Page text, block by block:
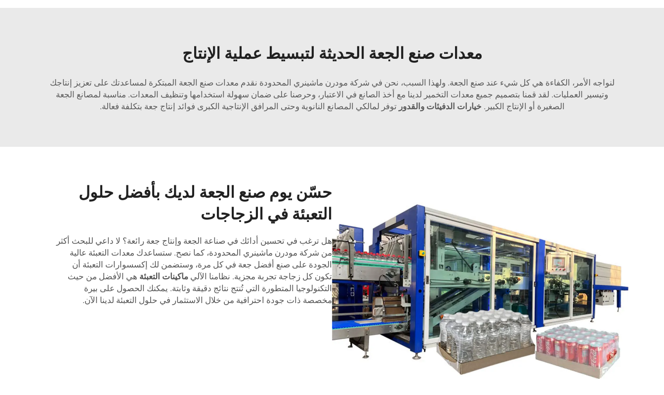
معدات صنع الجعة الحديثة لتبسيط عملية الإنتاج
لنواجه الأمر، الكفاءة هي كل شيء عند صنع الجعة. ولهذا السبب، نحن في شركة مودرن ماشينري المحدودة نقدم معدات صنع الجعة المبتكرة لمساعدتك على تعزيز إنتاجك
وتيسير العمليات. لقد قمنا بتصميم جميع معدات التخمير لدينا مع أخذ الصانع في الاعتبار، وحرصنا على ضمان سهولة استخدامها وتنظيف المعدات. مناسبة لمصانع الجعة
الصغيرة أو الإنتاج الكبير. خيارات الدفيئات والقدور توفر لمالكي المصانع النانوية وحتى المرافق الإنتاجية الكبرى فوائد إنتاج جعة بتكلفة فعالة.
حسّن يوم صنع الجعة لديك بأفضل حلول
التعبئة في الزجاجات
هل ترغب في تحسين أدائك في صناعة الجعة وإنتاج جعة رائعة؟ لا داعي للبحث أكثر
من شركة مودرن ماشينري المحدودة، كما نصح. ستساعدك معدات التعبئة عالية
الجودة على صنع أفضل جعة في كل مرة، وستضمن لك إكسسوارات التعبئة أن
تكون كل زجاجة تجربة مجزية. نظامنا الآلي ماكينات التعبئة هي الأفضل من حيث
التكنولوجيا المتطورة التي تُنتج نتائج دقيقة وثابتة. يمكنك الحصول على بيرة
مخصصة ذات جودة احترافية من خلال الاستثمار في حلول التعبئة لدينا الآن.